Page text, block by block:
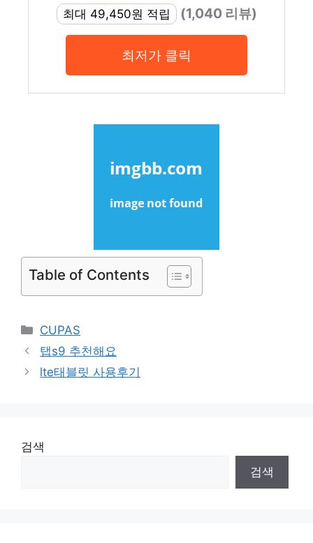
최대 49,450원 적립
(1,040 리뷰)
최저가 클릭
Table of Contents
Categories
CUPAS
탭s9 추천해요
lte태블릿 사용후기
검색
검색